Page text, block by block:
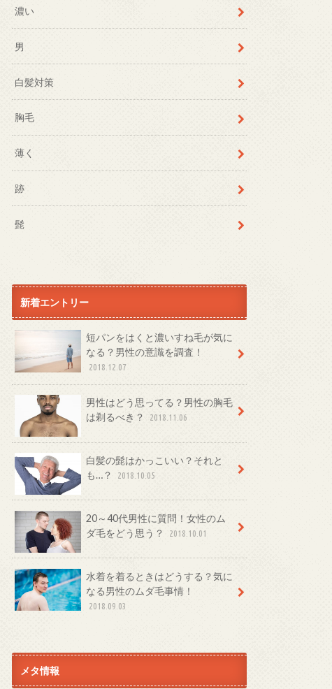
濃い
男
白髪対策
胸毛
薄く
跡
髭
新着エントリー
短パンをはくと濃いすね毛が気に
なる？男性の意識を調査！
2018.12.07
男性はどう思ってる？男性の胸毛
は剃るべき？
2018.11.06
白髪の髭はかっこいい？それと
も…？
2018.10.05
20～40代男性に質問！女性のム
ダ毛をどう思う？
2018.10.01
水着を着るときはどうする？気に
なる男性のムダ毛事情！
2018.09.03
メタ情報